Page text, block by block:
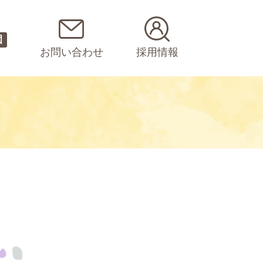
お問い合わせ 採用情報